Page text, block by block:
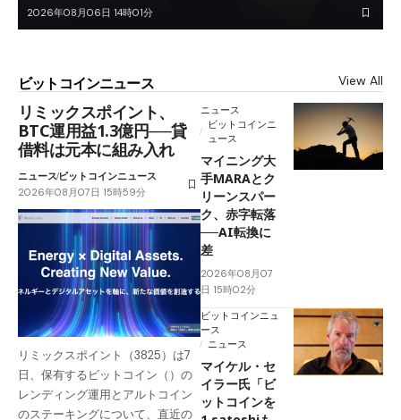
2026年08月06日 14時01分
ビットコインニュース View All
リミックスポイント、
BTC運用益1.3億円──貸
借料は元本に組み入れ
ニュースビットコインニュース
2026年08月07日 15時59分
リミックスポイント（3825）は7
日、保有するビットコイン（）の
レンディング運用とアルトコイン
のステーキングについて、直近の
ニュース
ビットコインニ
ュース
マイニング大
手MARAとク
リーンスパー
ク、赤字転落
──AI転換に
差
2026年08月07
日 15時02分
ビットコインニュ
ース
ニュース
マイケル・セ
イラー氏「ビ
ットコインを